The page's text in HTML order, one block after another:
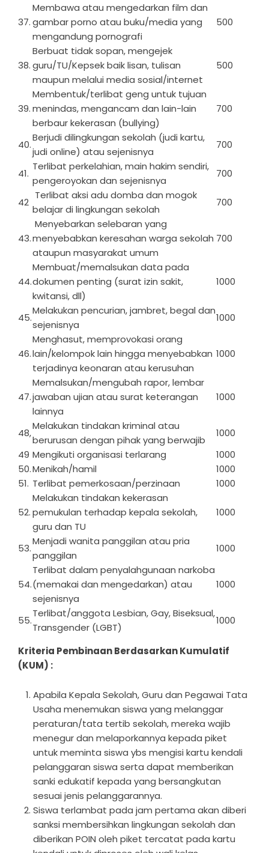
37.
Membawa atau mengedarkan film dan
gambar porno atau buku/media yang
mengandung pornografi
500
38.
Berbuat tidak sopan, mengejek
guru/TU/Kepsek baik lisan, tulisan
maupun melalui media sosial/internet
500
39.
Membentuk/terlibat geng untuk tujuan
menindas, mengancam dan lain-lain
berbaur kekerasan (bullying)
700
40.
Berjudi dilingkungan sekolah (judi kartu,
judi online) atau sejenisnya
700
41.
Terlibat perkelahian, main hakim sendiri,
pengeroyokan dan sejenisnya
700
42
Terlibat aksi adu domba dan mogok
belajar di lingkungan sekolah
700
43.
Menyebarkan selebaran yang
menyebabkan keresahan warga sekolah
ataupun masyarakat umum
700
44.
Membuat/memalsukan data pada
dokumen penting (surat izin sakit,
kwitansi, dll)
1000
45.
Melakukan pencurian, jambret, begal dan
sejenisnya
1000
46.
Menghasut, memprovokasi orang
lain/kelompok lain hingga menyebabkan
terjadinya keonaran atau kerusuhan
1000
47.
Memalsukan/mengubah rapor, lembar
jawaban ujian atau surat keterangan
lainnya
1000
48,
Melakukan tindakan kriminal atau
berurusan dengan pihak yang berwajib
1000
49 Mengikuti organisasi terlarang
1000
50.Menikah/hamil
1000
51. Terlibat pemerkosaan/perzinaan 1000
52.
Melakukan tindakan kekerasan
pemukulan terhadap kepala sekolah,
guru dan TU
1000
53.
Menjadi wanita panggilan atau pria
panggilan
1000
54.
Terlibat dalam penyalahgunaan narkoba
(memakai dan mengedarkan) atau
sejenisnya
1000
55.
Terlibat/anggota Lesbian, Gay, Biseksual,
Transgender (LGBT)
1000
Kriteria Pembinaan Berdasarkan Kumulatif
(KUM) :
Apabila Kepala Sekolah, Guru dan Pegawai Tata
Usaha menemukan siswa yang melanggar
peraturan/tata tertib sekolah, mereka wajib
menegur dan melaporkannya kepada piket
untuk meminta siswa ybs mengisi kartu kendali
pelanggaran siswa serta dapat memberikan
sanki edukatif kepada yang bersangkutan
sesuai jenis pelanggarannya.
Siswa terlambat pada jam pertama akan diberi
sanksi membersihkan lingkungan sekolah dan
diberikan POIN oleh piket tercatat pada kartu